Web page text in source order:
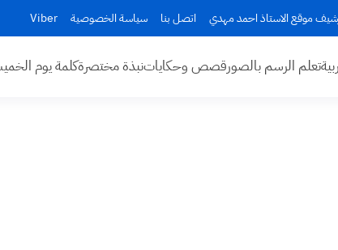
موقع الاستاذ احمد مهدي اتصل بنا سياسة الخصوصية Viber
تعلم الرسم بالصورقصص وحكاياتنبذة مختصرةكلمة يوم